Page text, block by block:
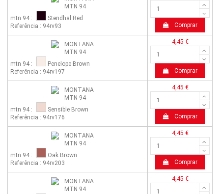
mtn 94 :
Stendhal Red
Referência : 94rv93
Comprar
mtn 94 :
Penelope Brown
Referência : 94rv197
4,45 €
Comprar
mtn 94 :
Sensible Brown
Referência : 94rv176
4,45 €
Comprar
mtn 94 :
Oak Brown
Referência : 94rv203
4,45 €
Comprar
4,45 €